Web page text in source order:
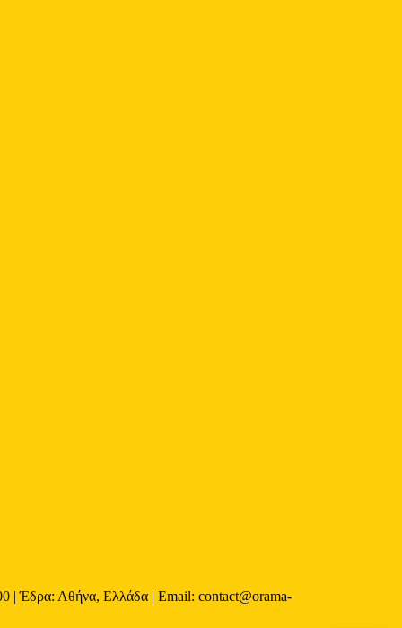
Αθήνα, Ελλάδα | Email: contact@orama-